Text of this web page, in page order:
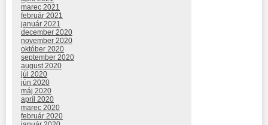
marec 2021
február 2021
január 2021
december 2020
november 2020
október 2020
september 2020
august 2020
júl 2020
jún 2020
máj 2020
apríl 2020
marec 2020
február 2020